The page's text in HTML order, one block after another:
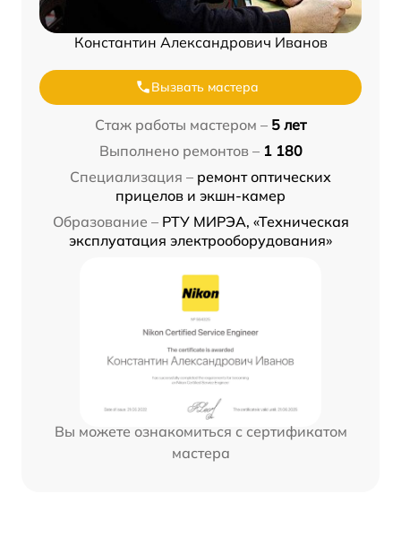
Константин Александрович Иванов
Вызвать мастера
Стаж работы мастером – 5 лет
Выполнено ремонтов – 1 180
Специализация – ремонт оптических
прицелов и экшн-камер
Образование – РТУ МИРЭА, «Техническая
эксплуатация электрооборудования»
Вы можете ознакомиться с сертификатом
мастера